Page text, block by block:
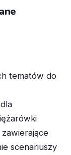
tematów do
scenariuszy